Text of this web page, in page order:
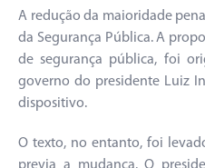
A redução da maioridade
da Segurança Pública. A
de segurança pública, foi
governo do presidente Luiz
dispositivo.
O texto, no entanto, foi